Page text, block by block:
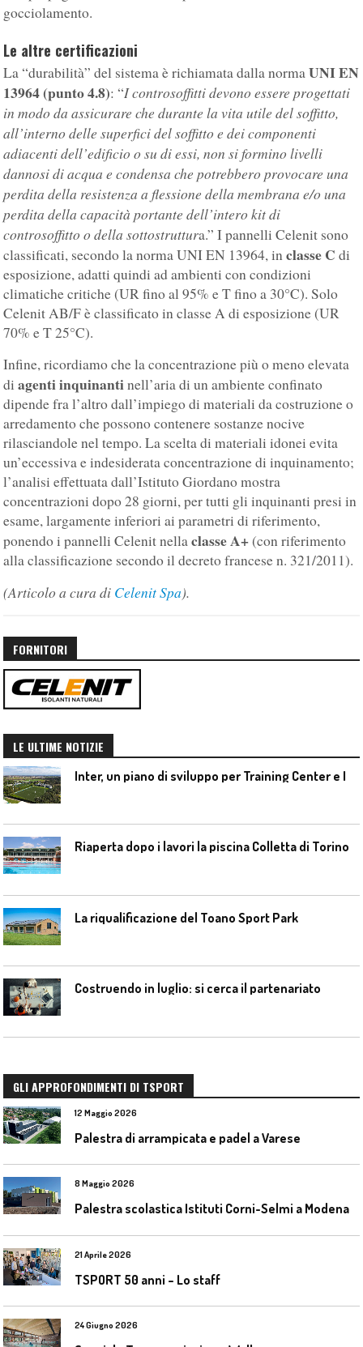
gocciolamento.
Le altre certificazioni
La “durabilità” del sistema è richiamata dalla normaUNI EN
13964 (punto 4.8): “I controsoffitti devono essere progettati
in modo da assicurare che durante la vita utile del soffitto,
all’interno delle superfici del soffitto e dei componenti
adiacenti dell’edificio o su di essi, non si formino livelli
dannosi di acqua e condensa che potrebbero provocare una
perdita della resistenza a flessione della membrana e/o una
perdita della capacità portante dell’intero kit di
controsoffitto o della sottostruttura.” I pannelli Celenit sono
classificati, secondo la norma UNI EN 13964, inclasse C di
esposizione, adatti quindi ad ambienti con condizioni
climatiche critiche (UR fino al 95% e T fino a 30°C). Solo
Celenit AB/F è classificato in classe A di esposizione (UR
70% e T 25°C).
Infine, ricordiamo che la concentrazione più o meno elevata
diagenti inquinantinell’aria di un ambiente confinato
dipende fra l’altro dall’impiego di materiali da costruzione o
arredamento che possono contenere sostanze nocive
rilasciandole nel tempo. La scelta di materiali idonei evita
un’eccessiva e indesiderata concentrazione di inquinamento;
l’analisi effettuata dall’Istituto Giordano mostra
concentrazioni dopo 28 giorni, per tutti gli inquinanti presi in
esame, largamente inferiori ai parametri di riferimento,
ponendo i pannelli Celenit nellaclasse A+(con riferimento
alla classificazione secondo il decreto francese n. 321/2011).
(Articolo a cura di Celenit Spa).
FORNITORI
LE ULTIME NOTIZIE
Riaperta dopo i lavori la piscina Colletta di Torino
La riqualificazione del Toano Sport Park
Costruendo in luglio: si cerca il partenariato
GLI APPROFONDIMENTI DI TSPORT
12 Maggio 2026
Palestra di arrampicata e padel a Varese
8 Maggio 2026
Palestra scolastica Istituti Corni-Selmi a Modena
21 Aprile 2026
TSPORT 50 anni – Lo staff
24 Giugno 2026